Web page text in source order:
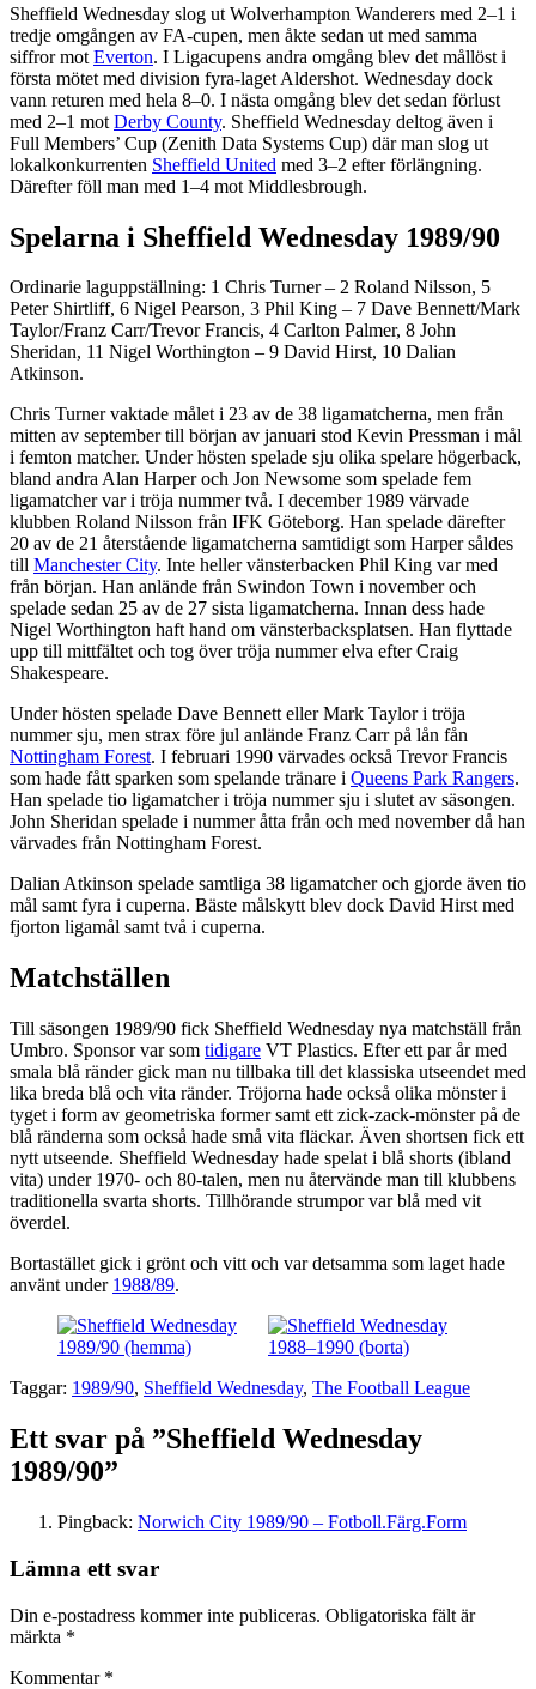
Sheffield Wednesday slog ut Wolverhampton Wanderers med 2–1 i
tredje omgången av FA-cupen, men åkte sedan ut med samma
siffror mot Everton. I Ligacupens andra omgång blev det mållöst i
första mötet med division fyra-laget Aldershot. Wednesday dock
vann returen med hela 8–0. I nästa omgång blev det sedan förlust
med 2–1 mot Derby County. Sheffield Wednesday deltog även i
Full Members’ Cup (Zenith Data Systems Cup) där man slog ut
lokalkonkurrenten Sheffield United med 3–2 efter förlängning.
Därefter föll man med 1–4 mot Middlesbrough.
Spelarna i Sheffield Wednesday 1989/90
Ordinarie laguppställning: 1 Chris Turner – 2 Roland Nilsson, 5
Peter Shirtliff, 6 Nigel Pearson, 3 Phil King – 7 Dave Bennett/Mark
Taylor/Franz Carr/Trevor Francis, 4 Carlton Palmer, 8 John
Sheridan, 11 Nigel Worthington – 9 David Hirst, 10 Dalian
Atkinson.
Chris Turner vaktade målet i 23 av de 38 ligamatcherna, men från
mitten av september till början av januari stod Kevin Pressman i mål
i femton matcher. Under hösten spelade sju olika spelare högerback,
bland andra Alan Harper och Jon Newsome som spelade fem
ligamatcher var i tröja nummer två. I december 1989 värvade
klubben Roland Nilsson från IFK Göteborg. Han spelade därefter
20 av de 21 återstående ligamatcherna samtidigt som Harper såldes
till Manchester City. Inte heller vänsterbacken Phil King var med
från början. Han anlände från Swindon Town i november och
spelade sedan 25 av de 27 sista ligamatcherna. Innan dess hade
Nigel Worthington haft hand om vänsterbacksplatsen. Han flyttade
upp till mittfältet och tog över tröja nummer elva efter Craig
Shakespeare.
Under hösten spelade Dave Bennett eller Mark Taylor i tröja
nummer sju, men strax före jul anlände Franz Carr på lån fån
Nottingham Forest. I februari 1990 värvades också Trevor Francis
som hade fått sparken som spelande tränare i Queens Park Rangers.
Han spelade tio ligamatcher i tröja nummer sju i slutet av säsongen.
John Sheridan spelade i nummer åtta från och med november då han
värvades från Nottingham Forest.
Dalian Atkinson spelade samtliga 38 ligamatcher och gjorde även tio
mål samt fyra i cuperna. Bäste målskytt blev dock David Hirst med
fjorton ligamål samt två i cuperna.
Matchställen
Till säsongen 1989/90 fick Sheffield Wednesday nya matchställ från
Umbro. Sponsor var som tidigare VT Plastics. Efter ett par år med
smala blå ränder gick man nu tillbaka till det klassiska utseendet med
lika breda blå och vita ränder. Tröjorna hade också olika mönster i
tyget i form av geometriska former samt ett zick-zack-mönster på de
blå ränderna som också hade små vita fläckar. Även shortsen fick ett
nytt utseende. Sheffield Wednesday hade spelat i blå shorts (ibland
vita) under 1970- och 80-talen, men nu återvände man till klubbens
traditionella svarta shorts. Tillhörande strumpor var blå med vit
överdel.
Bortastället gick i grönt och vitt och var detsamma som laget hade
använt under 1988/89.
Taggar: 1989/90, Sheffield Wednesday, The Football League
Ett svar på ”Sheffield Wednesday
1989/90”
Pingback: Norwich City 1989/90 – Fotboll.Färg.Form
Lämna ett svar
Din e-postadress kommer inte publiceras. Obligatoriska fält är
märkta *
Kommentar *